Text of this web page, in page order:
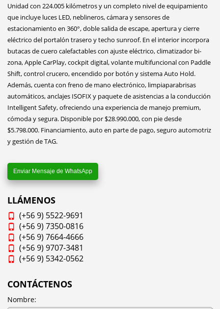
Unidad con 224.005 kilómetros y un completo nivel de equipamiento
que incluye luces LED, neblineros, cámara y sensores de
estacionamiento en 360°, doble salida de escape, apertura y cierre
eléctrico del portalón trasero y techo sunroof. En el interior incorpora
butacas de cuero calefactables con ajuste eléctrico, climatizador bi-
zona, Apple CarPlay, cockpit digital, volante multifuncional con Paddle
Shift, control crucero, encendido por botón y sistema Auto Hold.
Además, cuenta con freno de mano electrónico, limpiaparabrisas
automáticos, anclajes ISOFIX y paquete de asistencias a la conducción
Intelligent Safety, ofreciendo una experiencia de manejo premium,
cómoda y segura. Disponible por $28.990.000, con pie desde
$5.798.000. Financiamiento, auto en parte de pago, seguro automotriz
y gestión de TAG.
Enviar Mensaje de WhatsApp
LLÁMENOS
(+56 9) 5522-9691
(+56 9) 7350-0816
(+56 9) 7664-4666
(+56 9) 9707-3481
(+56 9) 5342-0562
CONTÁCTENOS
Nombre: